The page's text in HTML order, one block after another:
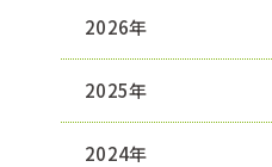
2026年
2025年
2024年